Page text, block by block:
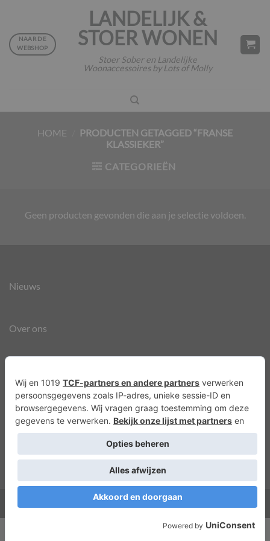
inhoud
LANDELIJK &
STOER WONEN
Stoer Sober en Landelijke
Woonaccessoires by Lots of Molly
NAAR DE
WEBSHOP
HOME
PRODUCTEN GETAGGED “FRANSE
KLASSIEKER”
CATEGORIEËN
Geen producten gevonden die aan je selectie voldoen.
Nieuws
Over ons
Privacyverklaring
Cookies
Copyright 2026 ©Lots of Molly